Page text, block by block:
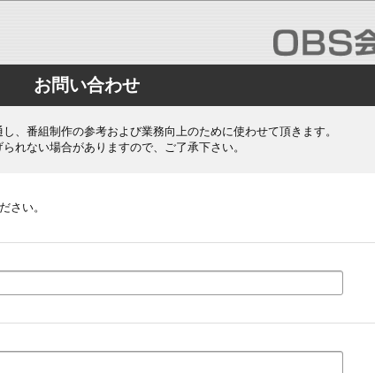
お問い合わせ
、番組制作の参考および業務向上のために使わせて頂きます。
れない場合がありますので、ご了承下さい。
さい。